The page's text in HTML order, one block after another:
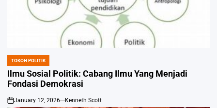
POSTED
IN
TOKOH POLITIK
Ilmu Sosial Politik: Cabang Ilmu Yang Menjadi
Fondasi Demokrasi
on
January 12, 2026 Kenneth Scott